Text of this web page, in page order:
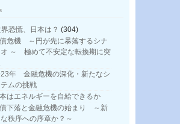
恐慌、日本は？ (304)
危機 ～円が先に暴落するシナ
オ ～ 極めて不安定な転換期に突
年 金融危機の深化・新たなシ
ムの挑戦
はエネルギーを自給できるか
下落と金融危機の始まり ～新
秩序への序章か？～